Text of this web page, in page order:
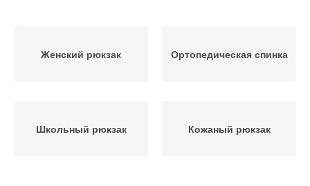
Женский рюкзак Ортопедическая спинка
Школьный рюкзак Кожаный рюкзак